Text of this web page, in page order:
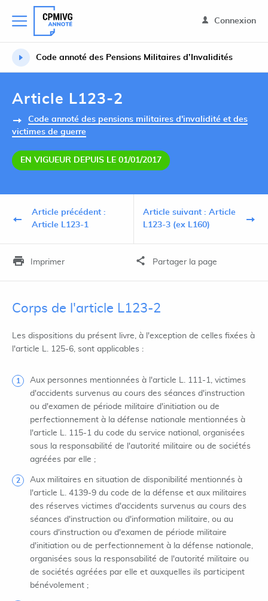
Connexion
Code annoté des Pensions Militaires d’Invalidités
Article L123-2
Code annoté des pensions militaires d'invalidité et des
victimes de guerre
EN VIGUEUR DEPUIS LE 01/01/2017
Article précédent :
Article L123-1
Article suivant : Article
L123-3 (ex L160)
Imprimer Partager la page
Corps de l'article L123-2
Les dispositions du présent livre, à l'exception de celles fixées à
l'article L. 125-6, sont applicables :
Aux personnes mentionnées à l'article L. 111-1, victimes
d'accidents survenus au cours des séances d'instruction
ou d'examen de période militaire d'initiation ou de
perfectionnement à la défense nationale mentionnées à
l'article L. 115-1 du code du service national, organisées
sous la responsabilité de l'autorité militaire ou de sociétés
agréées par elle ;
Aux militaires en situation de disponibilité mentionnés à
l'article L. 4139-9 du code de la défense et aux militaires
des réserves victimes d'accidents survenus au cours des
séances d'instruction ou d'information militaire, ou au
cours d'instruction ou d'examen de période militaire
d'initiation ou de perfectionnement à la défense nationale,
organisées sous la responsabilité de l'autorité militaire ou
de sociétés agréées par elle et auxquelles ils participent
bénévolement ;